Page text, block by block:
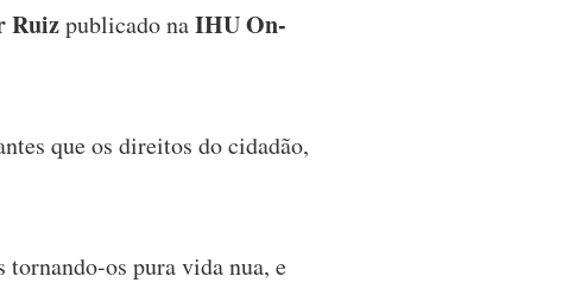
Ruizpublicado naIHU On-
que os direitos do cidadão,
os pura vida nua, e